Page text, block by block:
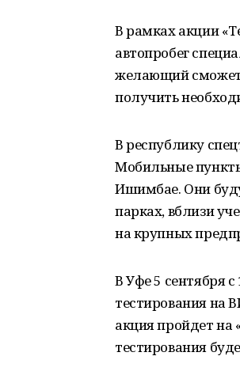
В рамках акции
автопробег
желающий сможет
получить
В республику
Мобильные
Ишимбае. Они
парках, вблизи
на крупных
В Уфе 5 сентября
тестирования на
акция пройдет на
тестирования